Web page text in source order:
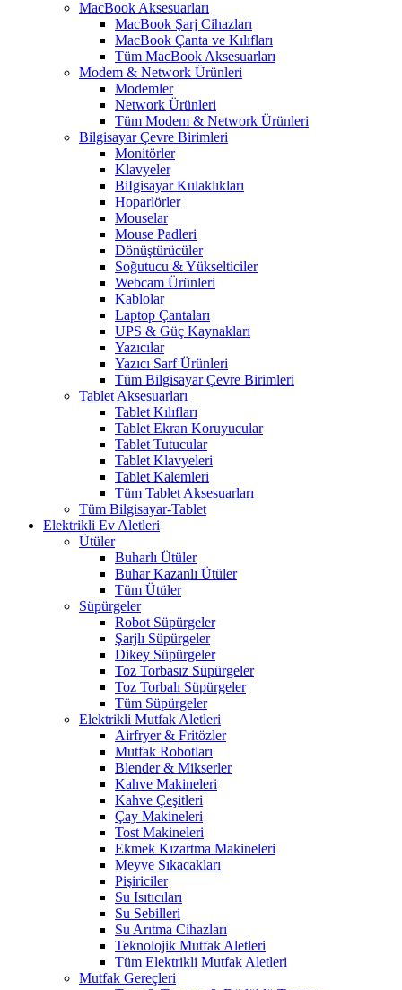
MacBook Aksesuarları
MacBook Şarj Cihazları
MacBook Çanta ve Kılıfları
Tüm MacBook Aksesuarları
Modem & Network Ürünleri
Modemler
Network Ürünleri
Tüm Modem & Network Ürünleri
Bilgisayar Çevre Birimleri
Monitörler
Klavyeler
BiIgisayar Kulaklıkları
Hoparlörler
Mouselar
Mouse Padleri
Dönüştürücüler
Soğutucu & Yükselticiler
Webcam Ürünleri
Kablolar
Laptop Çantaları
UPS & Güç Kaynakları
Yazıcılar
Yazıcı Sarf Ürünleri
Tüm Bilgisayar Çevre Birimleri
Tablet Aksesuarları
Tablet Kılıfları
Tablet Ekran Koruyucular
Tablet Tutucular
Tablet Klavyeleri
Tablet Kalemleri
Tüm Tablet Aksesuarları
Tüm Bilgisayar-Tablet
Elektrikli Ev Aletleri
Ütüler
Buharlı Ütüler
Buhar Kazanlı Ütüler
Tüm Ütüler
Süpürgeler
Robot Süpürgeler
Şarjlı Süpürgeler
Dikey Süpürgeler
Toz Torbasız Süpürgeler
Toz Torbalı Süpürgeler
Tüm Süpürgeler
Elektrikli Mutfak Aletleri
Airfryer & Fritözler
Mutfak Robotları
Blender & Mikserler
Kahve Makineleri
Kahve Çeşitleri
Çay Makineleri
Tost Makineleri
Ekmek Kızartma Makineleri
Meyve Sıkacakları
Pişiriciler
Su Isıtıcıları
Su Sebilleri
Su Arıtma Cihazları
Teknolojik Mutfak Aletleri
Tüm Elektrikli Mutfak Aletleri
Mutfak Gereçleri